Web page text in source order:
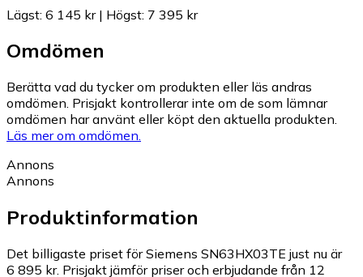
Lägst: 6 145 kr| Högst: 7 395 kr
Omdömen
Berätta vad du tycker om produkten eller läs andras
omdömen. Prisjakt kontrollerar inte om de som lämnar
omdömen har använt eller köpt den aktuella produkten.
Läs mer om omdömen.
Annons
Annons
Produktinformation
Det billigaste priset för Siemens SN63HX03TE just nu är
6 895 kr. Prisjakt jämför priser och erbjudande från 12